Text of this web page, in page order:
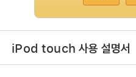
iPod touch 사용 설명서